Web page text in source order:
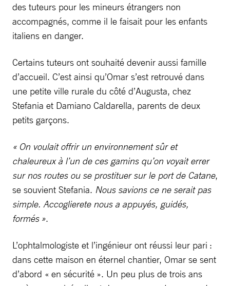
des tuteurs pour les mineurs étrangers non
accompagnés, comme il le faisait pour les enfants
italiens en ­danger.
Certains tuteurs ont souhaité devenir aussi famille
d’accueil. C’est ainsi qu’Omar s’est retrouvé dans
une petite ville rurale du côté d’Augusta, chez
Stefania et Damiano Caldarella, parents de deux
petits garçons.
« On voulait offrir un environnement sûr et
chaleureux à l’un de ces gamins qu’on voyait errer
sur nos routes ou se prostituer sur le port de Catane,
se souvient Stefania. Nous savions ce ne serait pas
simple. Accoglierete nous a appuyés, guidés,
formés ».
L’ophtalmologiste et l’ingénieur ont réussi leur pari :
dans cette maison en éternel chantier, Omar se sent
d’abord « en sécurité ». Un peu plus de trois ans